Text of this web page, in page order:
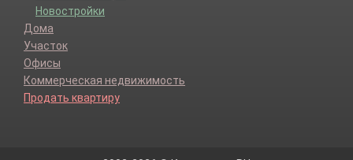
Новостройки
Дома
Участок
Офисы
Коммерческая недвижимость
Продать квартиру